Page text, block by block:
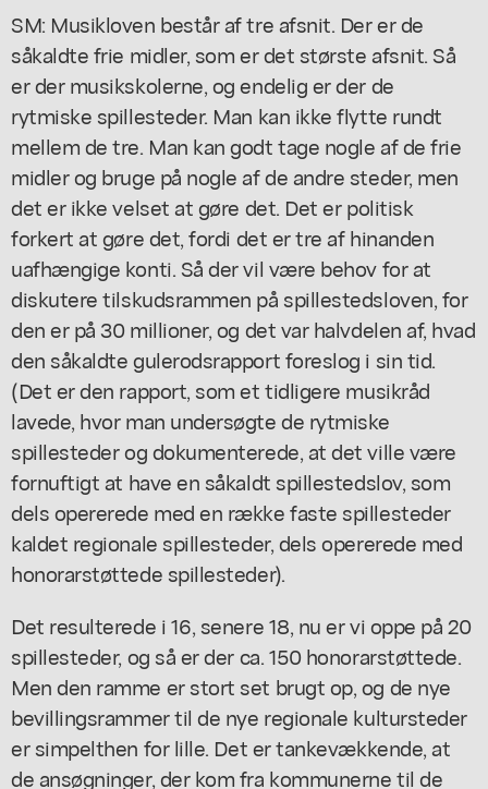
SM: Musikloven består af tre afsnit. Der er de
såkaldte frie midler, som er det største afsnit. Så
er der musikskolerne, og endelig er der de
rytmiske spillesteder. Man kan ikke flytte rundt
mellem de tre. Man kan godt tage nogle af de frie
midler og bruge på nogle af de andre steder, men
det er ikke velset at gøre det. Det er politisk
forkert at gøre det, fordi det er tre af hinanden
uafhængige konti. Så der vil være behov for at
diskutere tilskudsrammen på spillestedsloven, for
den er på 30 millioner, og det var halvdelen af, hvad
den såkaldte gulerodsrapport foreslog i sin tid.
(Det er den rapport, som et tidligere musikråd
lavede, hvor man undersøgte de rytmiske
spillesteder og dokumenterede, at det ville være
fornuftigt at have en såkaldt spillestedslov, som
dels opererede med en række faste spillesteder
kaldet regionale spillesteder, dels opererede med
honorarstøttede spillesteder).
Det resulterede i 16, senere 18, nu er vi oppe på 20
spillesteder, og så er der ca. 150 honorarstøttede.
Men den ramme er stort set brugt op, og de nye
bevillingsrammer til de nye regionale kultursteder
er simpelthen for lille. Det er tankevækkende, at
de ansøgninger, der kom fra kommunerne til de